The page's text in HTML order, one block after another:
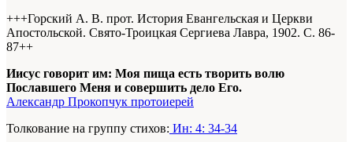
+++Горский А. В. прот. История Евангельская и Церкви
Апостольской. Свято-Троицкая Сергиева Лавра, 1902. С. 86-
87++
Иисус говорит им: Моя пища есть творить волю
Пославшего Меня и совершить дело Его.
Александр Прокопчук протоиерей
Толкование на группу стихов: Ин: 4: 34-34